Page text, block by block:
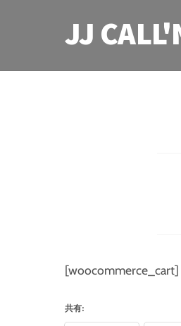
JJ
[woocommerce_cart]
共有: